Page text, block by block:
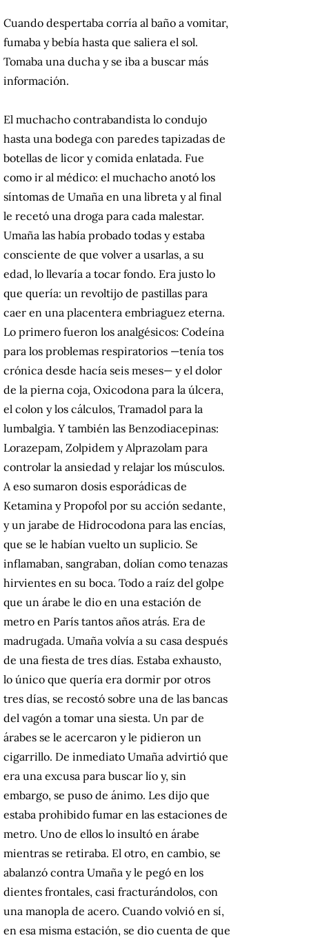
Cuando despertaba corría al baño a vomitar,
fumaba y bebía hasta que saliera el sol.
Tomaba una ducha y se iba a buscar más
información.
El muchacho contrabandista lo condujo
hasta una bodega con paredes tapizadas de
botellas de licor y comida enlatada. Fue
como ir al médico: el muchacho anotó los
síntomas de Umaña en una libreta y al final
le recetó una droga para cada malestar.
Umaña las había probado todas y estaba
consciente de que volver a usarlas, a su
edad, lo llevaría a tocar fondo. Era justo lo
que quería: un revoltijo de pastillas para
caer en una placentera embriaguez eterna.
Lo primero fueron los analgésicos: Codeína
para los problemas respiratorios —tenía tos
crónica desde hacía seis meses— y el dolor
de la pierna coja, Oxicodona para la úlcera,
el colon y los cálculos, Tramadol para la
lumbalgia. Y también las Benzodiacepinas:
Lorazepam, Zolpidem y Alprazolam para
controlar la ansiedad y relajar los músculos.
A eso sumaron dosis esporádicas de
Ketamina y Propofol por su acción sedante,
y un jarabe de Hidrocodona para las encías,
que se le habían vuelto un suplicio. Se
inflamaban, sangraban, dolían como tenazas
hirvientes en su boca. Todo a raíz del golpe
que un árabe le dio en una estación de
metro en París tantos años atrás. Era de
madrugada. Umaña volvía a su casa después
de una fiesta de tres días. Estaba exhausto,
lo único que quería era dormir por otros
tres días, se recostó sobre una de las bancas
del vagón a tomar una siesta. Un par de
árabes se le acercaron y le pidieron un
cigarrillo. De inmediato Umaña advirtió que
era una excusa para buscar lío y, sin
embargo, se puso de ánimo. Les dijo que
estaba prohibido fumar en las estaciones de
metro. Uno de ellos lo insultó en árabe
mientras se retiraba. El otro, en cambio, se
abalanzó contra Umaña y le pegó en los
dientes frontales, casi fracturándolos, con
una manopla de acero. Cuando volvió en sí,
en esa misma estación, se dio cuenta de que